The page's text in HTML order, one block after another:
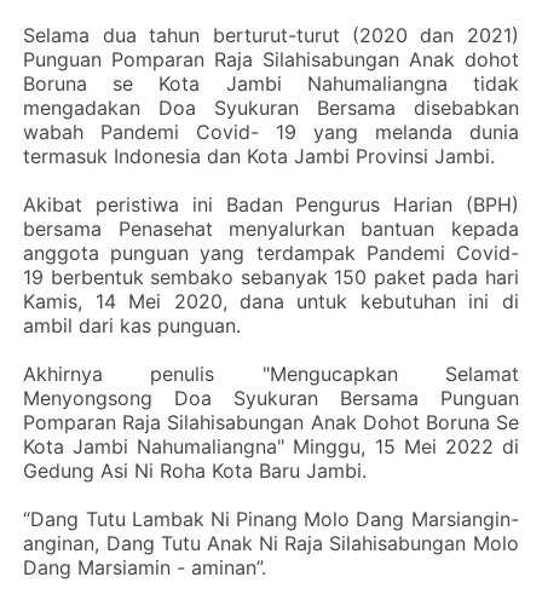
Selama dua tahun berturut-turut (2020 dan 2021)
Punguan Pomparan Raja Silahisabungan Anak dohot
Boruna se Kota Jambi Nahumaliangna tidak
mengadakan Doa Syukuran Bersama disebabkan
wabah Pandemi Covid- 19 yang melanda dunia
termasuk Indonesia dan Kota Jambi Provinsi Jambi.
Akibat peristiwa ini Badan Pengurus Harian (BPH)
bersama Penasehat menyalurkan bantuan kepada
anggota punguan yang terdampak Pandemi Covid-
19 berbentuk sembako sebanyak 150 paket pada hari
Kamis, 14 Mei 2020, dana untuk kebutuhan ini di
ambil dari kas punguan.
Akhirnya penulis "Mengucapkan Selamat
Menyongsong Doa Syukuran Bersama Punguan
Pomparan Raja Silahisabungan Anak Dohot Boruna Se
Kota Jambi Nahumaliangna" Minggu, 15 Mei 2022 di
Gedung Asi Ni Roha Kota Baru Jambi.
“Dang Tutu Lambak Ni Pinang Molo Dang Marsiangin-
anginan, Dang Tutu Anak Ni Raja Silahisabungan Molo
Dang Marsiamin - aminan”.